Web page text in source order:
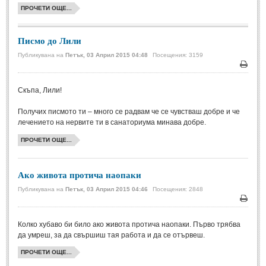
Мъдри мисли
Мъдрости за живота (10)
Мъдрости за любовта
(5)
Древногръцки афоризми
Древноримски афоризми
Философски мисли (19)
Философия на любовта
ПРОЧЕТИ ОЩЕ...
Писмо до Лили
Публикувана на Петък, 03 Април 2015 04:48 Посещения: 3159
Печат
Скъпа, Лили!
Получих писмото ти – много се радвам че се чувстваш добре и че
лечението на нервите ти в санаториума минава добре.
ПРОЧЕТИ ОЩЕ...
Ако живота протича наопаки
Публикувана на Петък, 03 Април 2015 04:46 Посещения: 2848
Печат
Колко хубаво би било ако живота протича наопаки. Първо трябва
да умреш, за да свършиш тая работа и да се отървеш.
ПРОЧЕТИ ОЩЕ...